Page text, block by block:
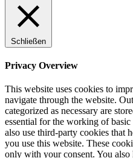
Schließen
Privacy Overview
This website uses cookies to
navigate through the website.
categorized as necessary are
essential for the working of
also use third-party cookies that
you use this website. These
only with your consent. You